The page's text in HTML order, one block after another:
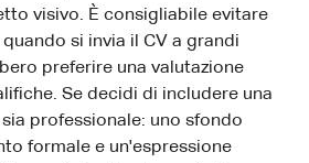
visivo. È consigliabile evitare
si invia il CV a grandi
preferire una valutazione
Se decidi di includere una
professionale: uno sfondo
formale e un'espressione